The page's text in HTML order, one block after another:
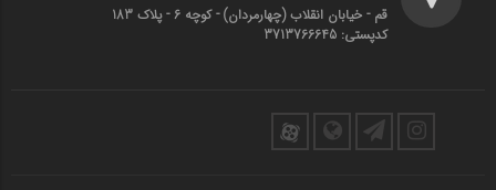
قم - خیابان انقلاب (چهارمردان)‌ - کوچه 6 - پلاک 183
کدپستی: 3713766645